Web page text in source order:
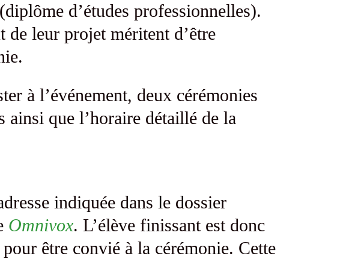
d’études professionnelles).
de leur projet méritent d’être
à l’événement, deux cérémonies
ainsi que l’horaire détaillé de la
indiquée dans le dossier
Omnivox. L’élève finissant est donc
être convié à la cérémonie. Cette